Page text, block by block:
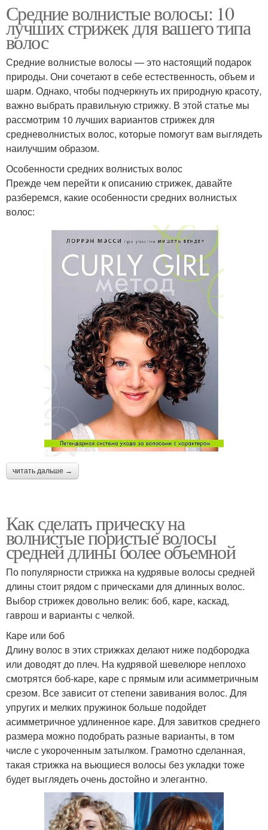
Средние волнистые волосы: 10
лучших стрижек для вашего типа
волос
Средние волнистые волосы — это настоящий подарок
природы. Они сочетают в себе естественность, объем и
шарм. Однако, чтобы подчеркнуть их природную красоту,
важно выбрать правильную стрижку. В этой статье мы
рассмотрим 10 лучших вариантов стрижек для
средневолнистых волос, которые помогут вам выглядеть
наилучшим образом.
Особенности средних волнистых волос
Прежде чем перейти к описанию стрижек, давайте
разберемся, какие особенности средних волнистых
волос:
читать дальше →
Как сделать прическу на
волнистые пористые волосы
средней длины более объемной
По популярности стрижка на кудрявые волосы средней
длины стоит рядом с прическами для длинных волос.
Выбор стрижек довольно велик: боб, каре, каскад,
гаврош и варианты с челкой.
Каре или боб
Длину волос в этих стрижках делают ниже подбородка
или доводят до плеч. На кудрявой шевелюре неплохо
смотрятся боб-каре, каре с прямым или асимметричным
срезом. Все зависит от степени завивания волос. Для
упругих и мелких пружинок больше подойдет
асимметричное удлиненное каре. Для завитков среднего
размера можно подобрать разные варианты, в том
числе с укороченным затылком. Грамотно сделанная,
такая стрижка на вьющиеся волосы без укладки тоже
будет выглядеть очень достойно и элегантно.